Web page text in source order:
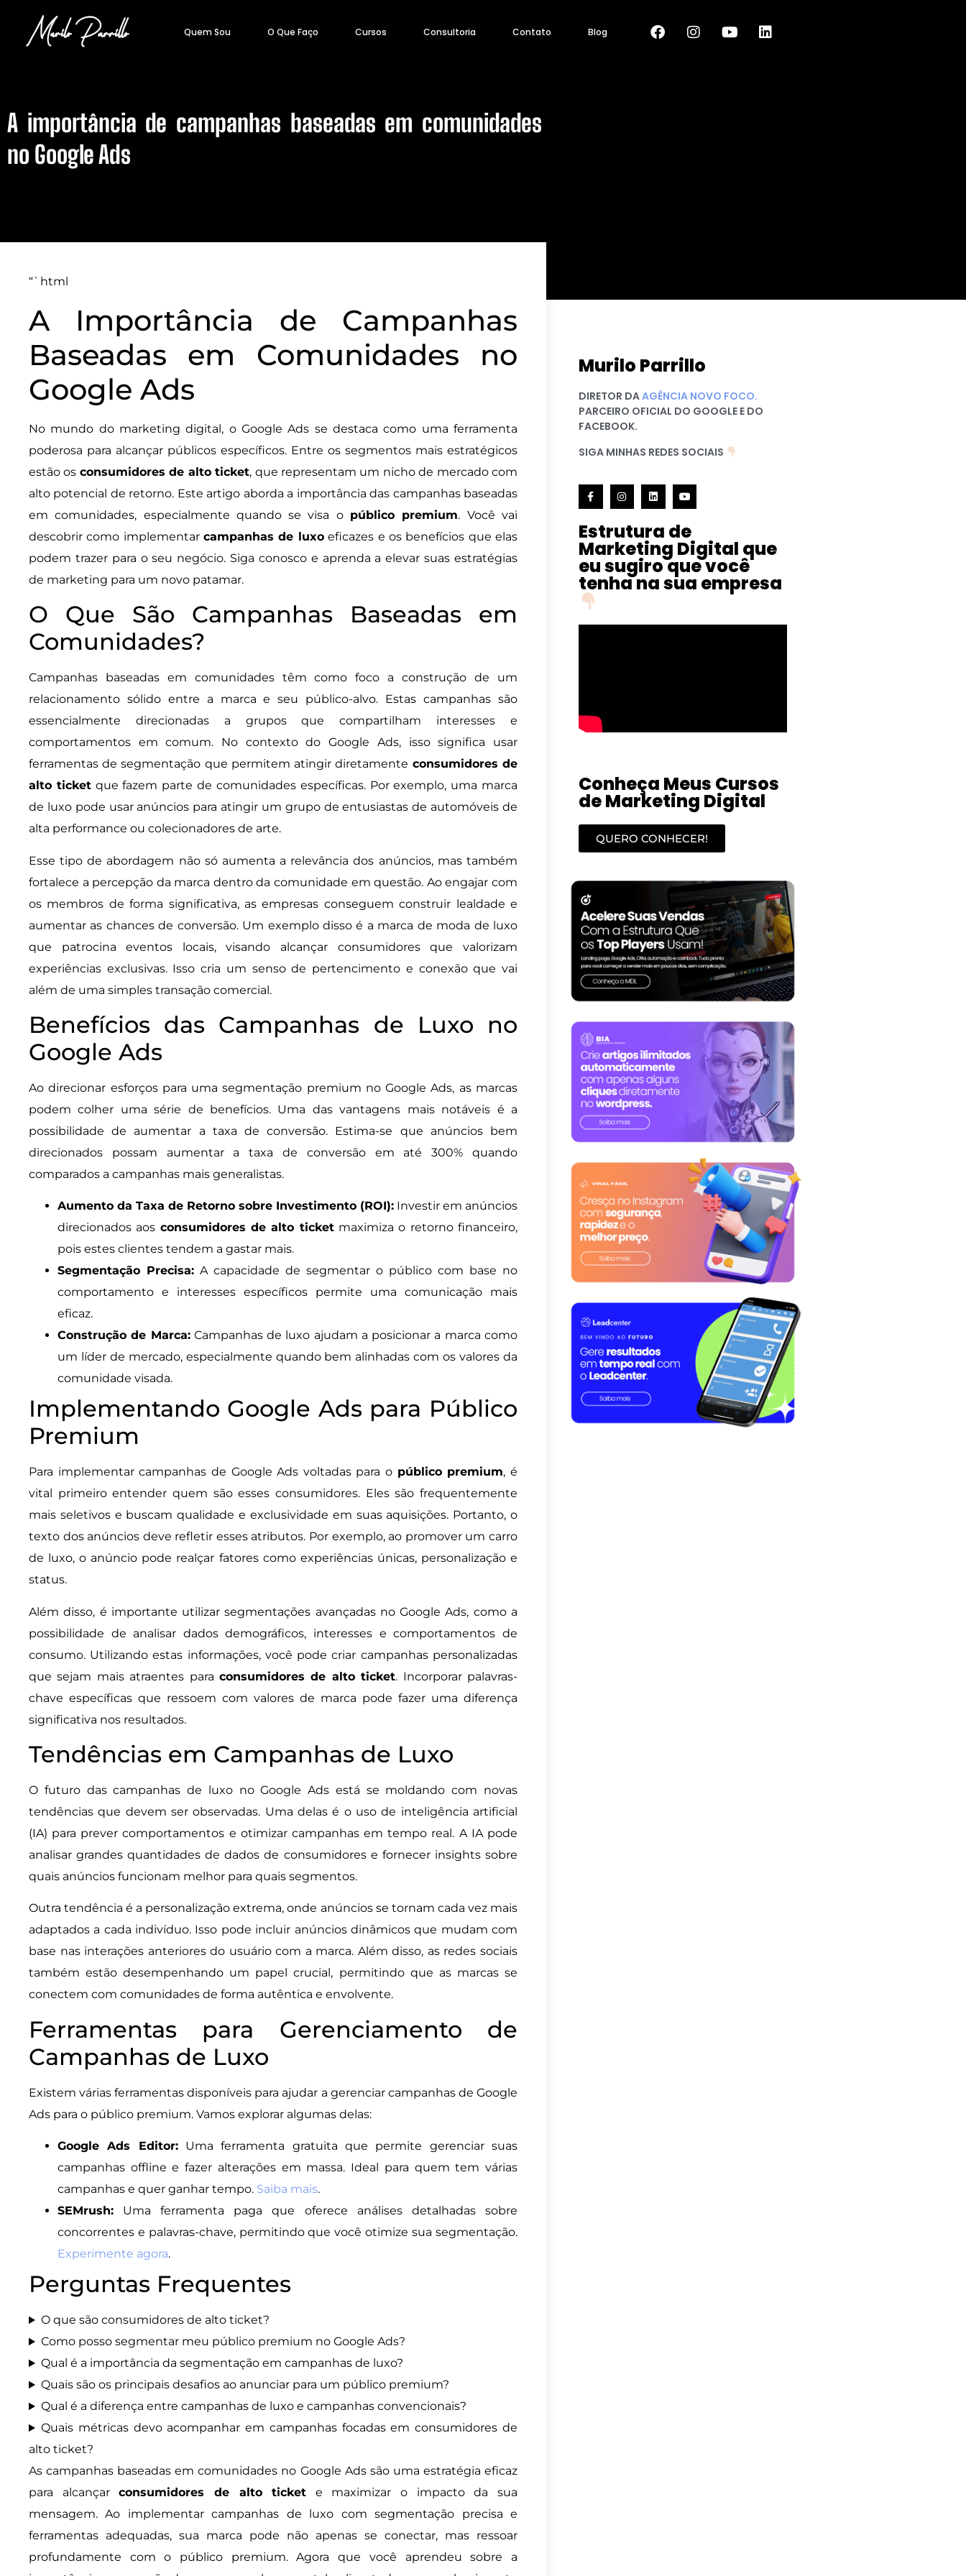
Quem Sou O Que Faço Cursos Consultoria Contato Blog
A importância de campanhas baseadas em comunidades
no Google Ads
“`html
A Importância de Campanhas
Baseadas em Comunidades no
Google Ads
No mundo do marketing digital, o Google Ads se destaca como uma ferramenta
poderosa para alcançar públicos específicos. Entre os segmentos mais estratégicos
estão os consumidores de alto ticket, que representam um nicho de mercado com
alto potencial de retorno. Este artigo aborda a importância das campanhas baseadas
em comunidades, especialmente quando se visa o público premium. Você vai
descobrir como implementarcampanhas de luxoeficazes e os benefícios que elas
podem trazer para o seu negócio. Siga conosco e aprenda a elevar suas estratégias
de marketing para um novo patamar.
O Que São Campanhas Baseadas em
Comunidades?
Campanhas baseadas em comunidades têm como foco a construção de um
relacionamento sólido entre a marca e seu público-alvo. Estas campanhas são
essencialmente direcionadas a grupos que compartilham interesses e
comportamentos em comum. No contexto do Google Ads, isso significa usar
ferramentas de segmentação que permitem atingir diretamente consumidores de
alto ticketque fazem parte de comunidades específicas. Por exemplo, uma marca
de luxo pode usar anúncios para atingir um grupo de entusiastas de automóveis de
alta performance ou colecionadores de arte.
Esse tipo de abordagem não só aumenta a relevância dos anúncios, mas também
fortalece a percepção da marca dentro da comunidade em questão. Ao engajar com
os membros de forma significativa, as empresas conseguem construir lealdade e
aumentar as chances de conversão. Um exemplo disso é a marca de moda de luxo
que patrocina eventos locais, visando alcançar consumidores que valorizam
experiências exclusivas. Isso cria um senso de pertencimento e conexão que vai
além de uma simples transação comercial.
Benefícios das Campanhas de Luxo no
Google Ads
Ao direcionar esforços para uma segmentação premium no Google Ads, as marcas
podem colher uma série de benefícios. Uma das vantagens mais notáveis é a
possibilidade de aumentar a taxa de conversão. Estima-se que anúncios bem
direcionados possam aumentar a taxa de conversão em até 300% quando
comparados a campanhas mais generalistas.
Aumento da Taxa de Retorno sobre Investimento (ROI): Investir em anúncios
direcionados aos consumidores de alto ticketmaximiza o retorno financeiro,
pois estes clientes tendem a gastar mais.
Segmentação Precisa: A capacidade de segmentar o público com base no
comportamento e interesses específicos permite uma comunicação mais
eficaz.
Construção de Marca:Campanhas de luxo ajudam a posicionar a marca como
um líder de mercado, especialmente quando bem alinhadas com os valores da
comunidade visada.
Implementando Google Ads para Público
Premium
Para implementar campanhas de Google Ads voltadas para o público premium, é
vital primeiro entender quem são esses consumidores. Eles são frequentemente
mais seletivos e buscam qualidade e exclusividade em suas aquisições. Portanto, o
texto dos anúncios deve refletir esses atributos. Por exemplo, ao promover um carro
de luxo, o anúncio pode realçar fatores como experiências únicas, personalização e
status.
Além disso, é importante utilizar segmentações avançadas no Google Ads, como a
possibilidade de analisar dados demográficos, interesses e comportamentos de
consumo. Utilizando estas informações, você pode criar campanhas personalizadas
que sejam mais atraentes para consumidores de alto ticket. Incorporar palavras-
chave específicas que ressoem com valores de marca pode fazer uma diferença
significativa nos resultados.
Tendências em Campanhas de Luxo
O futuro das campanhas de luxo no Google Ads está se moldando com novas
tendências que devem ser observadas. Uma delas é o uso de inteligência artificial
(IA) para prever comportamentos e otimizar campanhas em tempo real. A IA pode
analisar grandes quantidades de dados de consumidores e fornecer insights sobre
quais anúncios funcionam melhor para quais segmentos.
Outra tendência é a personalização extrema, onde anúncios se tornam cada vez mais
adaptados a cada indivíduo. Isso pode incluir anúncios dinâmicos que mudam com
base nas interações anteriores do usuário com a marca. Além disso, as redes sociais
também estão desempenhando um papel crucial, permitindo que as marcas se
conectem com comunidades de forma autêntica e envolvente.
Ferramentas para Gerenciamento de
Campanhas de Luxo
Existem várias ferramentas disponíveis para ajudar a gerenciar campanhas de Google
Ads para o público premium. Vamos explorar algumas delas:
Google Ads Editor:Uma ferramenta gratuita que permite gerenciar suas
campanhas offline e fazer alterações em massa. Ideal para quem tem várias
campanhas e quer ganhar tempo. Saiba mais.
SEMrush: Uma ferramenta paga que oferece análises detalhadas sobre
concorrentes e palavras-chave, permitindo que você otimize sua segmentação.
Experimente agora.
Perguntas Frequentes
O que são consumidores de alto ticket?
Como posso segmentar meu público premium no Google Ads?
Qual é a importância da segmentação em campanhas de luxo?
Quais são os principais desafios ao anunciar para um público premium?
Qual é a diferença entre campanhas de luxo e campanhas convencionais?
Quais métricas devo acompanhar em campanhas focadas em consumidores de
alto ticket?
As campanhas baseadas em comunidades no Google Ads são uma estratégia eficaz
para alcançarconsumidores de alto ticket e maximizar o impacto da sua
mensagem. Ao implementar campanhas de luxo com segmentação precisa e
ferramentas adequadas, sua marca pode não apenas se conectar, mas ressoar
profundamente com o público premium. Agora que você aprendeu sobre a
Murilo Parrillo
DIRETOR DAAGÊNCIA NOVO FOCO.
PARCEIRO OFICIAL DO GOOGLE E DO
FACEBOOK.
SIGA MINHAS REDES SOCIAIS
Estrutura de
Marketing Digital que
eu sugiro que você
tenha na sua empresa
Conheça Meus Cursos
de Marketing Digital
QUERO CONHECER!